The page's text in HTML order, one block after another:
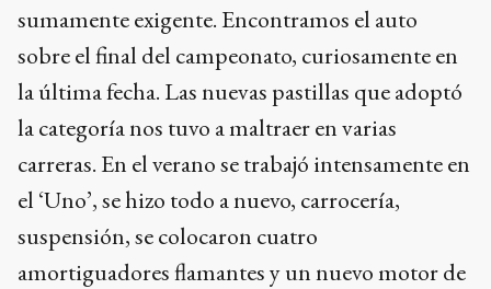
sumamente exigente. Encontramos el auto
sobre el final del campeonato, curiosamente en
la última fecha. Las nuevas pastillas que adoptó
la categoría nos tuvo a maltraer en varias
carreras. En el verano se trabajó intensamente en
el ‘Uno’, se hizo todo a nuevo, carrocería,
suspensión, se colocaron cuatro
amortiguadores flamantes y un nuevo motor de